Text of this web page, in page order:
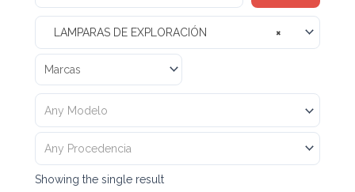
×
LAMPARAS DE EXPLORACIÓN
Any Modelo
Any Procedencia
Showing the single result